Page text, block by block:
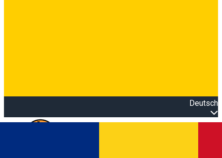
Deutsch